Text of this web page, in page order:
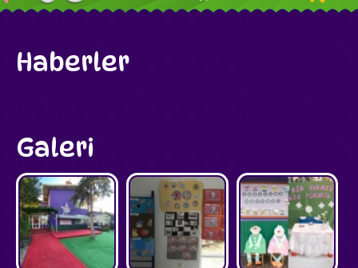
Haberler
Galeri